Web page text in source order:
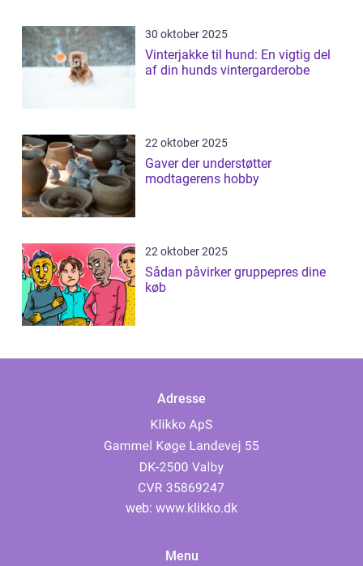
30 oktober 2025
Vinterjakke til hund: En vigtig del
af din hunds vintergarderobe
22 oktober 2025
Gaver der understøtter
modtagerens hobby
22 oktober 2025
Sådan påvirker gruppepres dine
køb
Adresse
web: www.klikko.dk
Menu